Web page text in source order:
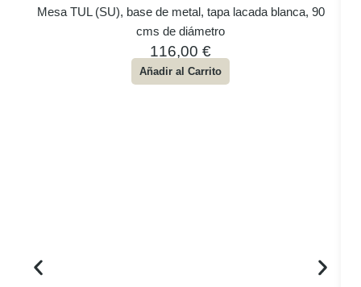
Mesa TUL (SU), base de metal, tapa lacada blanca, 90
cms de diámetro
116,00 €
Añadir al Carrito